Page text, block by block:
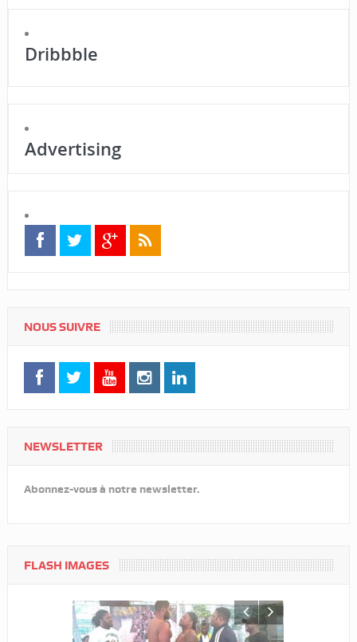
Dribbble
Advertising
NOUS SUIVRE
NEWSLETTER
Abonnez-vous à notre newsletter.
FLASH IMAGES